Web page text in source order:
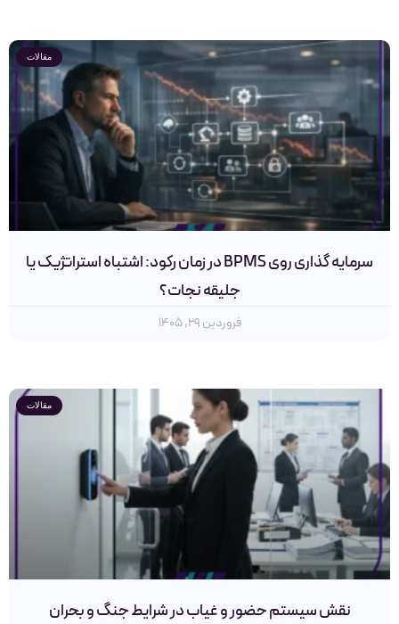
مقالات
سرمایه گذاری روی BPMS در زمان رکود: اشتباه استراتژیک یا
جلیقه نجات؟
فروردین ۲۹, ۱۴۰۵
مقالات
نقش سیستم‌ حضور و غیاب در شرایط جنگ و بحران